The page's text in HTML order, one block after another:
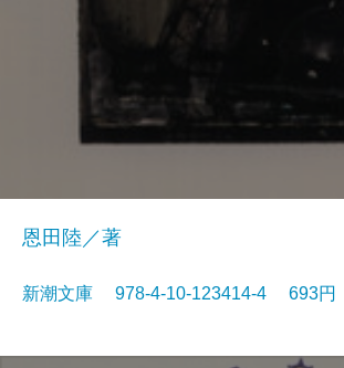
恩田陸／著
新潮文庫 978-4-10-123414-4 693